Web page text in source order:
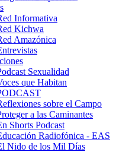
Informativa
Kichwa
Amazónica
Sexualidad
que Habitan
sobre el Campo
a las Caminantes
Shorts Podcast
Radiofónica - EAS
Nido de los Mil Días